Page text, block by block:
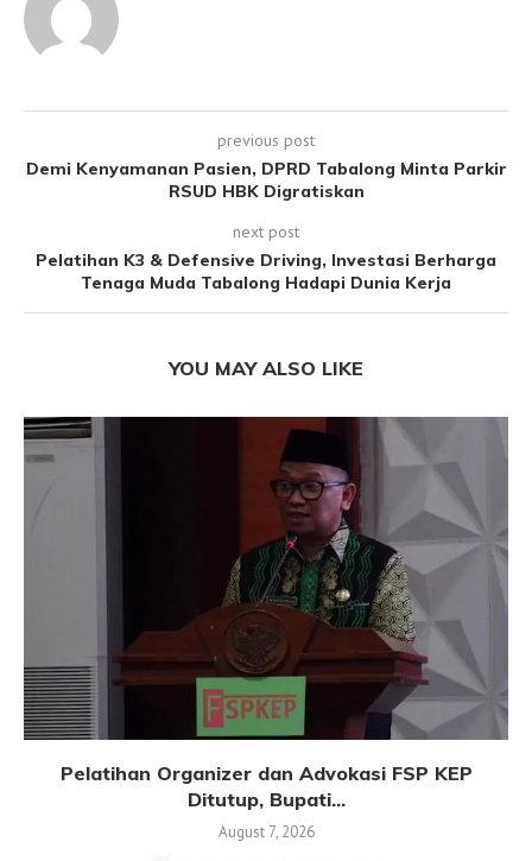
previous post
Demi Kenyamanan Pasien, DPRD Tabalong Minta Parkir
RSUD HBK Digratiskan
next post
Pelatihan K3 & Defensive Driving, Investasi Berharga
Tenaga Muda Tabalong Hadapi Dunia Kerja
YOU MAY ALSO LIKE
Pelatihan Organizer dan Advokasi FSP KEP
Ditutup, Bupati...
August 7, 2026